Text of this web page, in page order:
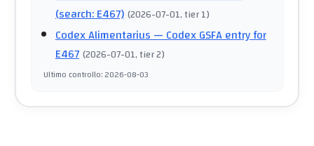
(search: E467) (2026-07-01, tier 1)
Codex Alimentarius— Codex GSFA entry for
E467 (2026-07-01, tier 2)
Ultimo controllo:2026-08-03